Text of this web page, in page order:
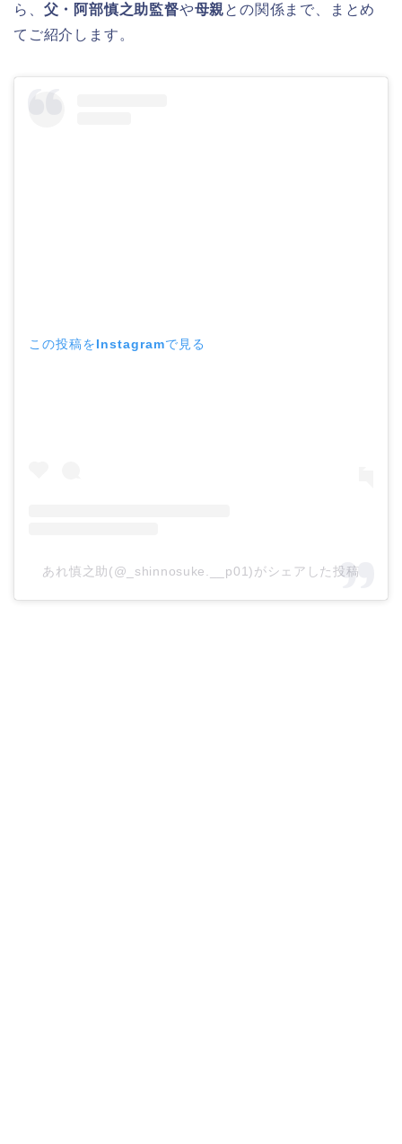
ら、 父・阿部慎之助監督や母親との関係まで、まとめ
てご紹介します。
この投稿をInstagramで見る
あれ慎之助(@_shinnosuke.__p01)がシェアした投稿